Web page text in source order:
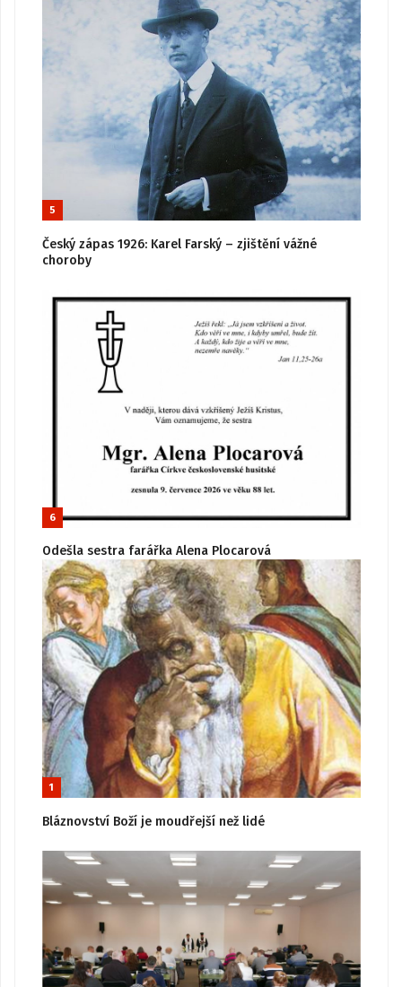
5
Český zápas 1926: Karel Farský – zjištění vážné
choroby
6
Odešla sestra farářka Alena Plocarová
1
Bláznovství Boží je moudřejší než lidé